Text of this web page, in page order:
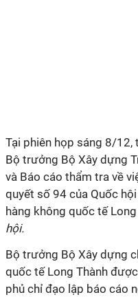
Tại phiên họp sáng 8/12,
Bộ trưởng Bộ Xây dựng
và Báo cáo thẩm tra về
quyết số 94 của Quốc
hàng không quốc tế
hội.
Bộ trưởng Bộ Xây dựng
quốc tế Long Thành
phủ chỉ đạo lập báo cáo